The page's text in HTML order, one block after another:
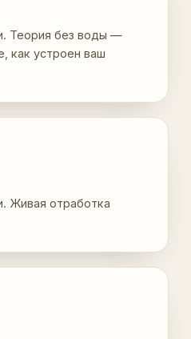
Теория без воды —
как устроен ваш
Живая отработка